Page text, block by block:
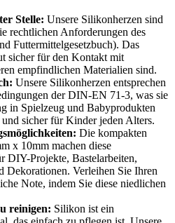
Stelle: Unsere Silikonherzen sind
rechtlichen Anforderungen des
Futtermittelgesetzbuch). Das
sicher für den Kontakt mit
empfindlichen Materialien sind.
Unsere Silikonherzen entsprechen
der DIN-EN 71-3, was sie
in Spielzeug und Babyprodukten
sicher für Kinder jeden Alters.
Die kompakten
x 10mm machen diese
DIY-Projekte, Bastelarbeiten,
Dekorationen. Verleihen Sie Ihren
Note, indem Sie diese niedlichen
reinigen: Silikon ist ein